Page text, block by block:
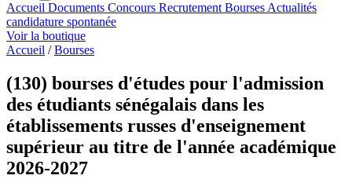
Accueil Documents Concours Recrutement Bourses Actualités
candidature spontanée
Voir la boutique
Accueil / Bourses
(130) bourses d'études pour l'admission
des étudiants sénégalais dans les
établissements russes d'enseignement
supérieur au titre de l'année académique
2026-2027